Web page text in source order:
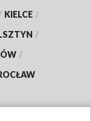
KIELCE /
/
/